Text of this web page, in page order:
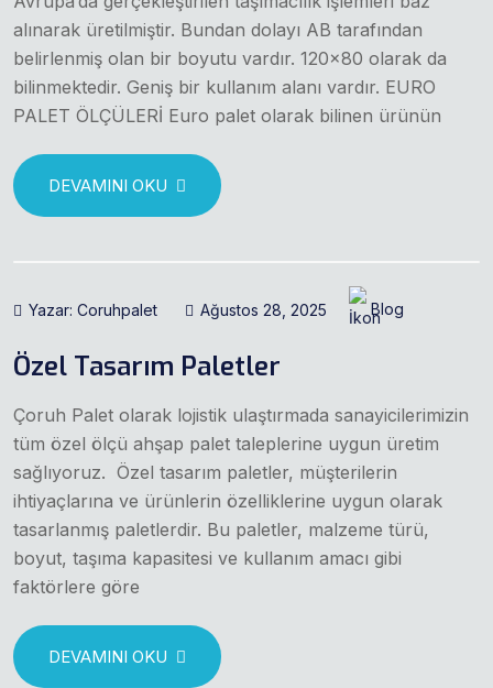
alınarak üretilmiştir. Bundan dolayı AB tarafından
belirlenmiş olan bir boyutu vardır. 120×80 olarak da
bilinmektedir. Geniş bir kullanım alanı vardır. EURO
PALET ÖLÇÜLERİ Euro palet olarak bilinen ürünün
DEVAMINI OKU
Yazar: Coruhpalet Ağustos 28, 2025 Blog
Özel Tasarım Paletler
Çoruh Palet olarak lojistik ulaştırmada sanayicilerimizin
tüm özel ölçü ahşap palet taleplerine uygun üretim
sağlıyoruz. Özel tasarım paletler, müşterilerin
ihtiyaçlarına ve ürünlerin özelliklerine uygun olarak
tasarlanmış paletlerdir. Bu paletler, malzeme türü,
boyut, taşıma kapasitesi ve kullanım amacı gibi
faktörlere göre
DEVAMINI OKU